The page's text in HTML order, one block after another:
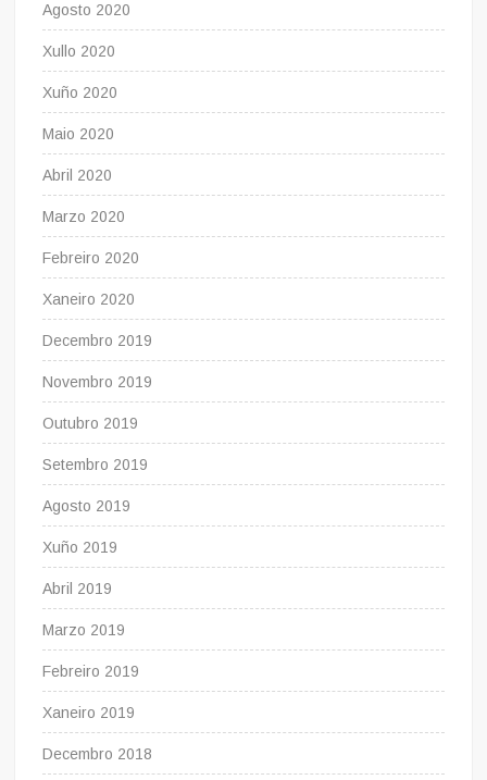
Agosto 2020
Xullo 2020
Xuño 2020
Maio 2020
Abril 2020
Marzo 2020
Febreiro 2020
Xaneiro 2020
Decembro 2019
Novembro 2019
Outubro 2019
Setembro 2019
Agosto 2019
Xuño 2019
Abril 2019
Marzo 2019
Febreiro 2019
Xaneiro 2019
Decembro 2018